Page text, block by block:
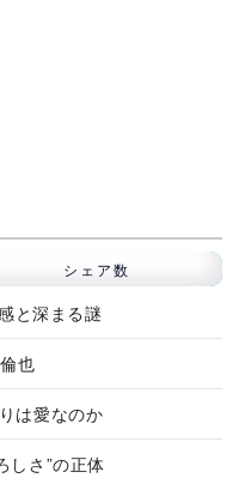
シェア数
と深まる謎
也
は愛なのか
しさ”の正体